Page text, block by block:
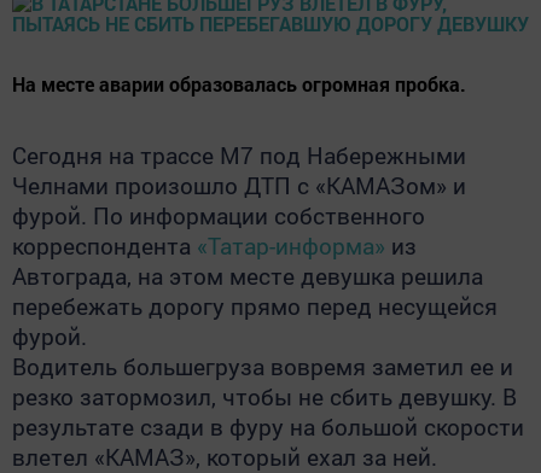
На месте аварии образовалась огромная пробка.
Сегодня на трассе М7 под Набережными
Челнами произошло ДТП с «КАМАЗом» и
фурой. По информации собственного
корреспондента «Татар-информа» из
Автограда, на этом месте девушка решила
перебежать дорогу прямо перед несущейся
фурой.
Водитель большегруза вовремя заметил ее и
резко затормозил, чтобы не сбить девушку. В
результате сзади в фуру на большой скорости
влетел «КАМАЗ», который ехал за ней.